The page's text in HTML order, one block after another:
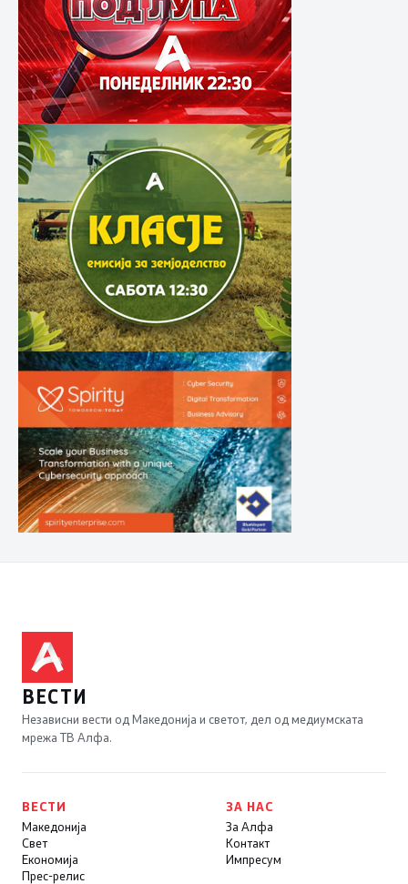
ВЕСТИ
Независни вести од Македонија и светот, дел од медиумската
мрежа ТВ Алфа.
ВЕСТИ
Македонија
Свет
Економија
Прес-релис
ЗА НАС
За Алфа
Контакт
Импресум